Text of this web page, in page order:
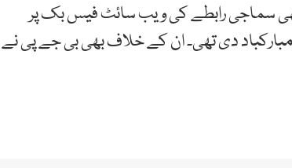
سماجی رابطے کی ویب سائٹ فیس بک پر
دی تھی۔ ان کے خلاف بھی بی جے پی نے